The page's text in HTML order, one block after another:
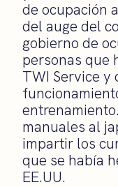
de ocupación
del auge del
gobierno de
personas que
TWI Service y
manuales al
impartir los
que se había
EE.UU.